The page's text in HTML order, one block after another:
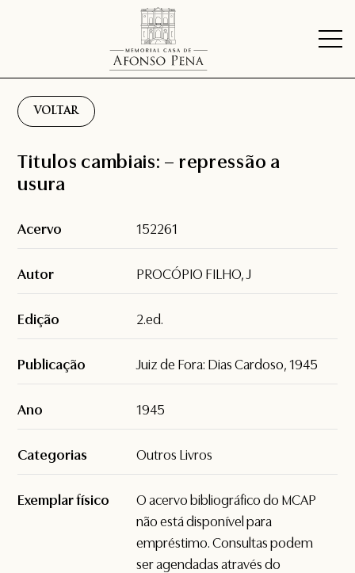
VOLTAR
Titulos cambiais: – repressão a
usura
Acervo 152261
Autor PROCÓPIO FILHO, J
Edição 2.ed.
Publicação Juiz de Fora: Dias Cardoso, 1945
Ano 1945
Categorias Outros Livros
Exemplar físico
O acervo bibliográfico do MCAP
não está disponível para
empréstimo. Consultas podem
ser agendadas através do